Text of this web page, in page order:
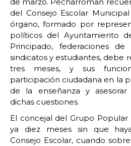
del Consejo Escolar
órgano, formado por
políticos del Ayuntamiento
Principado, federaciones
sindicatos y estudiantes, debe
tres meses, y sus
participación ciudadana en la
de la enseñanza y
dichas cuestiones.
El concejal del Grupo Popular
ya diez meses sin que
Consejo Escolar, cuando